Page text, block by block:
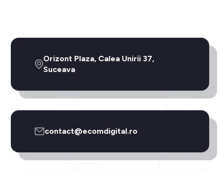
Orizont Plaza, Calea Unirii 37,
Suceava
contact@ecomdigital.ro